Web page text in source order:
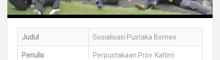
Judul Sosialisasi Pustaka Borneo
Penulis Perpustakaan Prov. Kaltim